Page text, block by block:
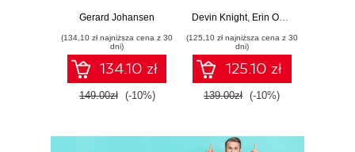
and techniques for
threat response -
Fourth Edition
Gerard Johansen
(134,10 zł najniższa cena z 30
dni)
134.10 zł
149.00zł (-10%)
to Power BI, Data
Tools, and
Microsoft Fabric -
Fourth Edition
Devin Knight, Erin Ostrowsky
(125,10 zł najniższa cena z 30
dni)
125.10 zł
139.00zł (-10%)